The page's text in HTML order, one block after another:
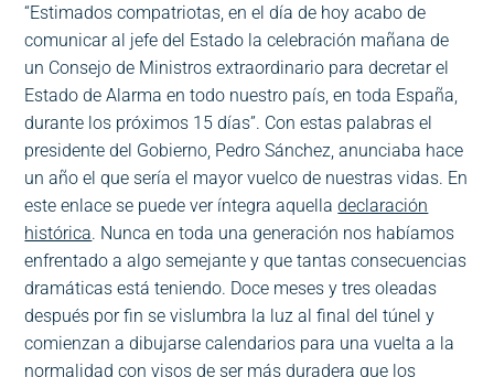
“Estimados compatriotas, en el día de hoy acabo de
comunicar al jefe del Estado la celebración mañana de
un Consejo de Ministros extraordinario para decretar el
Estado de Alarma en todo nuestro país, en toda España,
durante los próximos 15 días”. Con estas palabras el
presidente del Gobierno, Pedro Sánchez, anunciaba hace
un año el que sería el mayor vuelco de nuestras vidas. En
este enlace se puede ver íntegra aquelladeclaración
histórica. Nunca en toda una generación nos habíamos
enfrentado a algo semejante y que tantas consecuencias
dramáticas está teniendo. Doce meses y tres oleadas
después por fin se vislumbra la luz al final del túnel y
comienzan a dibujarse calendarios para una vuelta a la
normalidad con visos de ser más duradera que los